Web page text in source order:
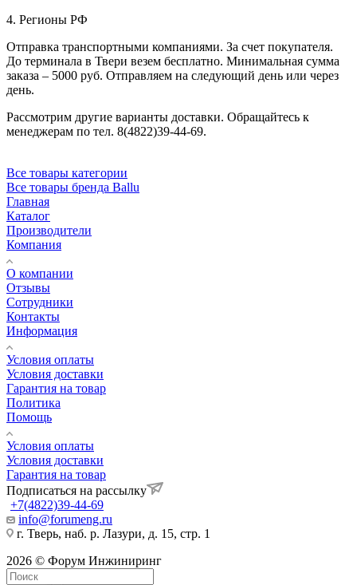
4. Регионы РФ
Отправка транспортными компаниями. За счет покупателя.
До терминала в Твери везем бесплатно. Минимальная сумма
заказа – 5000 руб. Отправляем на следующий день или через
день.
Рассмотрим другие варианты доставки. Обращайтесь к
менеджерам по тел. 8(4822)39-44-69.
Все товары категории
Все товары бренда Ballu
Главная
Каталог
Производители
Компания
О компании
Отзывы
Сотрудники
Контакты
Информация
Условия оплаты
Условия доставки
Гарантия на товар
Политика
Помощь
Условия оплаты
Условия доставки
Гарантия на товар
Подписаться на рассылку
+7(4822)39-44-69
info@forumeng.ru
г. Тверь, наб. р. Лазури, д. 15, стр. 1
2026 © Форум Инжиниринг